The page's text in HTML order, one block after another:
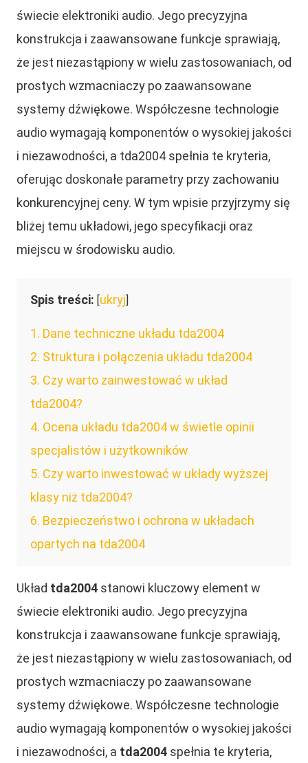
świecie elektroniki audio. Jego precyzyjna
konstrukcja i zaawansowane funkcje sprawiają,
że jest niezastąpiony w wielu zastosowaniach, od
prostych wzmacniaczy po zaawansowane
systemy dźwiękowe. Współczesne technologie
audio wymagają komponentów o wysokiej jakości
i niezawodności, a tda2004 spełnia te kryteria,
oferując doskonałe parametry przy zachowaniu
konkurencyjnej ceny. W tym wpisie przyjrzymy się
bliżej temu układowi, jego specyfikacji oraz
miejscu w środowisku audio.
Spis treści: [ukryj]
1 Dane techniczne układu tda2004
2 Struktura i połączenia układu tda2004
3 Czy warto zainwestować w układ
tda2004?
4 Ocena układu tda2004 w świetle opinii
specjalistów i użytkowników
5 Czy warto inwestować w układy wyższej
klasy niż tda2004?
6 Bezpieczeństwo i ochrona w układach
opartych na tda2004
Układ tda2004 stanowi kluczowy element w
świecie elektroniki audio. Jego precyzyjna
konstrukcja i zaawansowane funkcje sprawiają,
że jest niezastąpiony w wielu zastosowaniach, od
prostych wzmacniaczy po zaawansowane
systemy dźwiękowe. Współczesne technologie
audio wymagają komponentów o wysokiej jakości
i niezawodności, a tda2004 spełnia te kryteria,